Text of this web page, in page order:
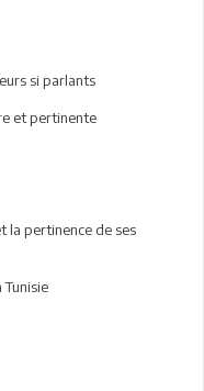
si parlants
et pertinente
la pertinence de ses
Tunisie